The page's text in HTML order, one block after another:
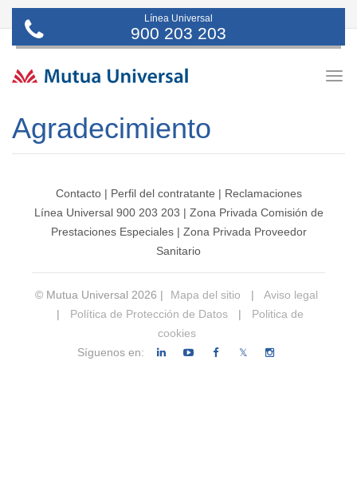
Línea Universal
900 203 203
Agradecimiento
Contacto| Perfil del contratante | Reclamaciones
Línea Universal 900 203 203 | Zona Privada Comisión de
Prestaciones Especiales| Zona Privada Proveedor
Sanitario
© Mutua Universal 2026 | Mapa del sitio |
Aviso legal
|
Política de Protección de Datos |
Politica de
cookies
Síguenos en:
𝕏